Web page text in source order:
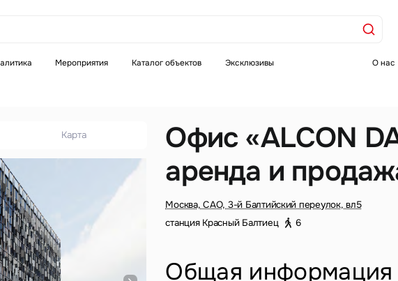
Мероприятия Каталог объектов Эксклюзивы О нас
Офис «ALCON
аренда и
Москва, САО, 3-й Балтийский переулок, вл5
станция Красный Балтиец
6
Общая информация
Карта
звонок
поле
неверный формат
Это обязательное поле
Введен неверный формат